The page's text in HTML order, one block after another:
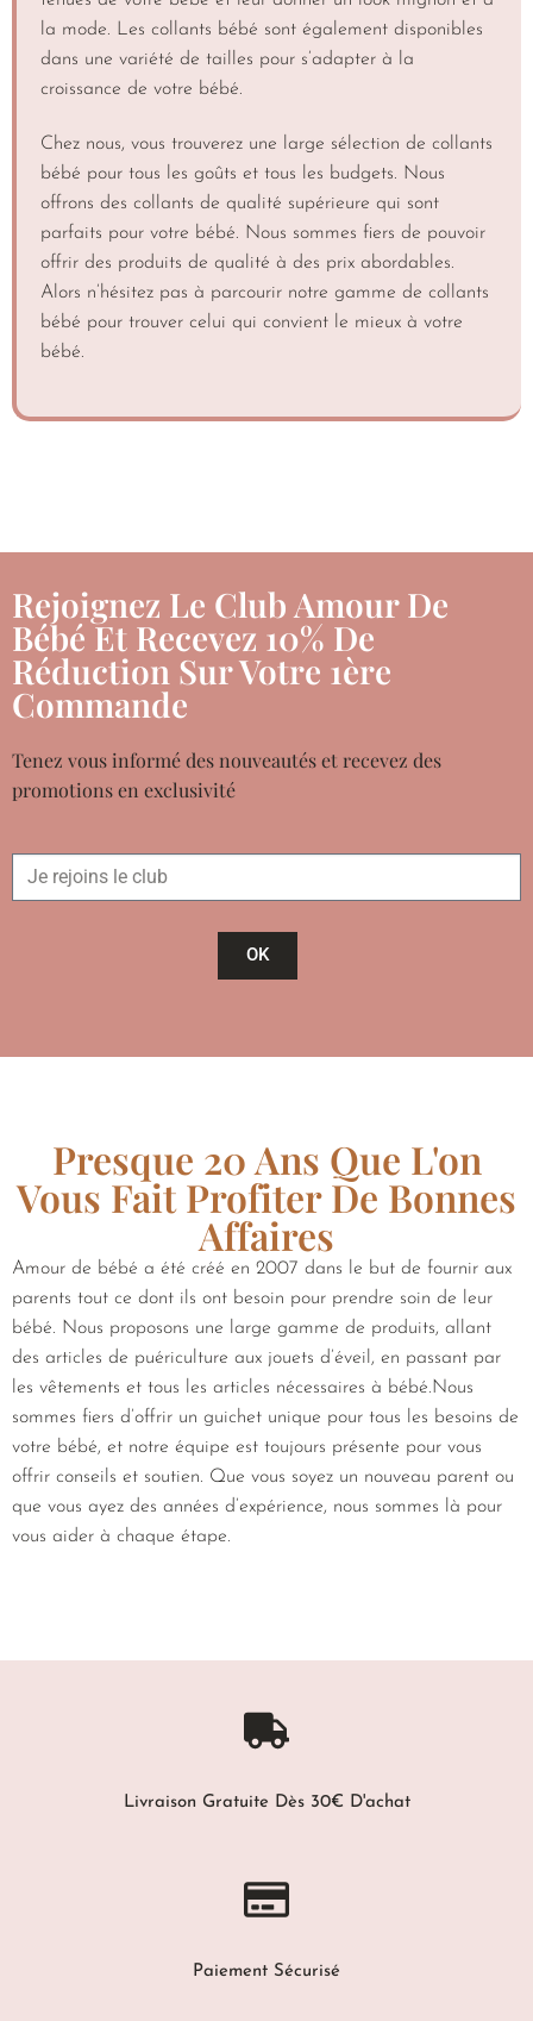
la mode. Les collants bébé sont également disponibles
dans une variété de tailles pour s’adapter à la
croissance de votre bébé.
Chez nous, vous trouverez une large sélection de collants
bébé pour tous les goûts et tous les budgets. Nous
offrons des collants de qualité supérieure qui sont
parfaits pour votre bébé. Nous sommes fiers de pouvoir
offrir des produits de qualité à des prix abordables.
Alors n’hésitez pas à parcourir notre gamme de collants
bébé pour trouver celui qui convient le mieux à votre
bébé.
Rejoignez Le Club Amour De
Bébé Et Recevez 10% De
Réduction Sur Votre 1ère
Commande
Tenez vous informé des nouveautés et recevez des
promotions en exclusivité
OK
Presque 20 Ans Que L'on
Vous Fait Profiter De Bonnes
Affaires
Amour de bébé a été créé en 2007 dans le but de fournir aux
parents tout ce dont ils ont besoin pour prendre soin de leur
bébé. Nous proposons une large gamme de produits, allant
des articles de puériculture aux jouets d’éveil, en passant par
les vêtements et tous les articles nécessaires à bébé.Nous
sommes fiers d’offrir un guichet unique pour tous les besoins de
votre bébé, et notre équipe est toujours présente pour vous
offrir conseils et soutien. Que vous soyez un nouveau parent ou
que vous ayez des années d’expérience, nous sommes là pour
vous aider à chaque étape.
Livraison Gratuite Dès 30€ D'achat
Paiement Sécurisé